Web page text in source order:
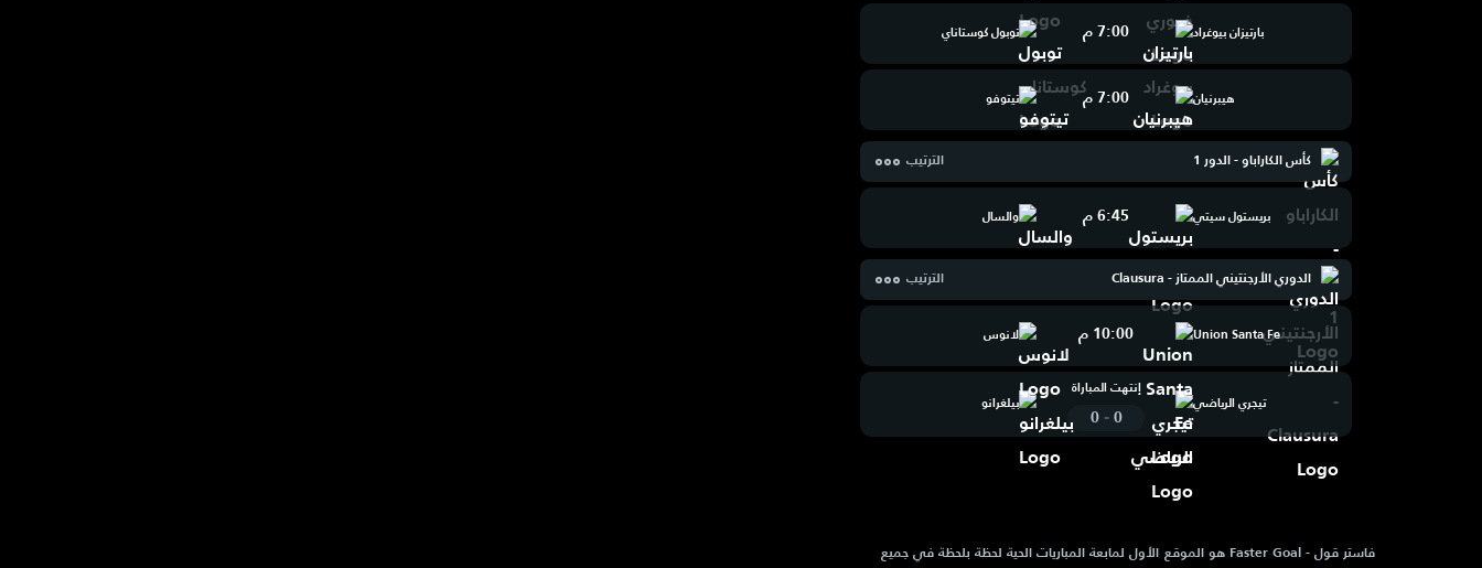
بارتيزان بيوغراد 7:00 م توبول كوستاناي
هيبرنيان 7:00 م تيتوفو
كأس الكاراباو - الدور 1 الترتيب
بريستول سيتي 6:45 م والسال
الدوري الأرجنتيني الممتاز - Clausura الترتيب
تيجري الرياضي
إنتهت المباراة
0
-
0
بيلغرانو
Union Santa Fe 10:00 م لانوس
فاستر قول - Faster Goal هو الموقع الأول لمابعة المباريات الحية لحظة بلحظة في جميع